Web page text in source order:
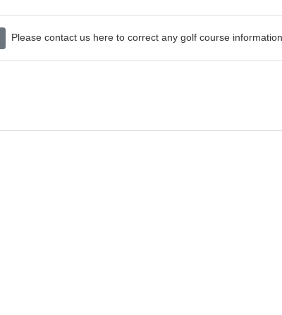
Please contact us here to correct any golf course